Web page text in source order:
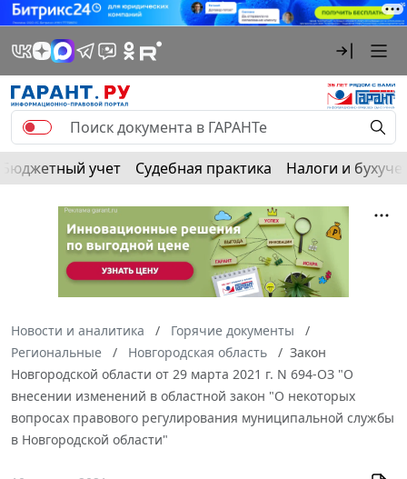
Бюджетный учет Судебная практика Налоги и
Новости и аналитика
Горячие документы
Региональные
Новгородская область
Закон
Новгородской области от 29 марта 2021 г. N 694-ОЗ "О
внесении изменений в областной закон "О некоторых
вопросах правового регулирования муниципальной службы
в Новгородской области"